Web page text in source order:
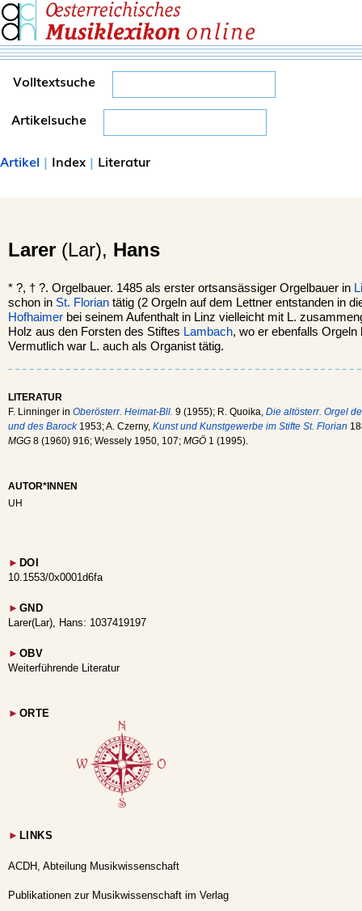
Volltextsuche
Artikelsuche
Artikel | Index | Literatur
Larer (Lar), Hans
* ?, † ?. Orgelbauer. 1485 als erster ortsansässiger Orgelbauer in
schon in St. Florian tätig (2 Orgeln auf dem Lettner entstanden in
Hofhaimer bei seinem Aufenthalt in Linz vielleicht mit L.
Holz aus den Forsten des Stiftes Lambach, wo er ebenfalls Orgeln
Vermutlich war L. auch als Organist tätig.
LITERATUR
F. Linninger in Oberösterr. Heimat-Bll. 9 (1955); R. Quoika, Die altösterr. Orgel
und des Barock1953; A. Czerny, Kunst und Kunstgewerbe im Stifte St. Florian
MGG 8 (1960) 916; Wessely 1950, 107; MGÖ 1 (1995).
AUTOR*INNEN
UH
► DOI
10.1553/0x0001d6fa
► GND
Larer(Lar), Hans: 1037419197
► OBV
Weiterführende Literatur
► ORTE
► LINKS
ACDH, Abteilung Musikwissenschaft
Publikationen zur Musikwissenschaft im Verlag